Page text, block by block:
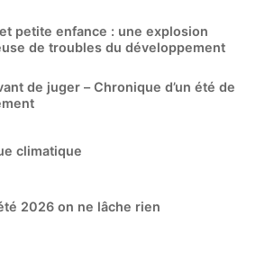
petite enfance : une explosion
de troubles du développement
de juger – Chronique d’un été de
climatique
2026 on ne lâche rien